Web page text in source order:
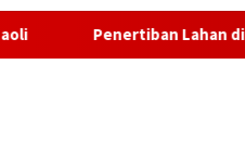
Lahan di Dusun Laoli